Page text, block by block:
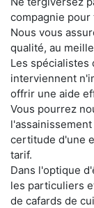
compagnie pour
Nous vous
qualité, au
Les spécialistes
interviennent
offrir une aide
Vous pourrez
certitude d'une
tarif.
Dans l'optique
les particuliers
de cafards de